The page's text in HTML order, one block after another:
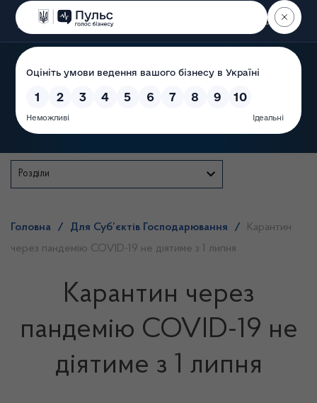
Пошук
Розділи
Головна / Для Суб’єктів Господарювання /
Карантин
через пандемію COVID-19 не діятиме з 1 липня
Карантин через
пандемію COVID-19 не
діятиме з 1 липня